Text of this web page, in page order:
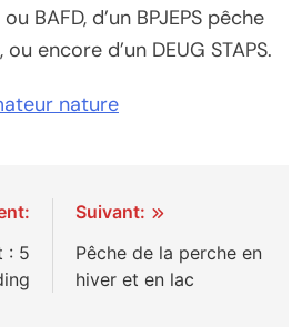
BAFD, d’un BPJEPS pêche
encore d’un DEUG STAPS.
nature
: 5
Suivant:
Pêche de la perche en
hiver et en lac